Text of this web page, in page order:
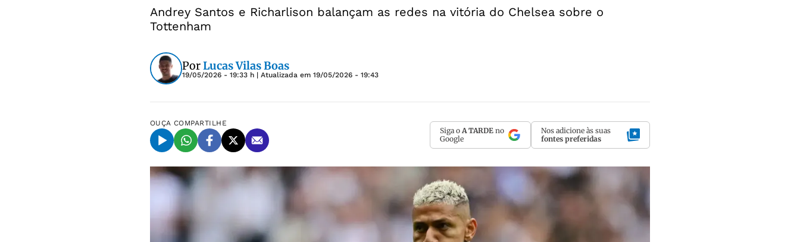
Andrey Santos e Richarlison balançam as redes na vitória do Chelsea sobre o
Tottenham
PorLucas Vilas Boas
19/05/2026 - 19:33 h | Atualizada em 19/05/2026 - 19:43
OUÇA COMPARTILHE
Siga o A TARDE no
Google
Nos adicione às suas
fontes preferidas